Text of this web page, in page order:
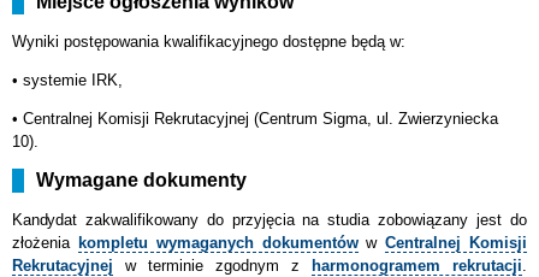
Wyniki postępowania kwalifikacyjnego dostępne będą w:
• systemie IRK,
• Centralnej Komisji Rekrutacyjnej (Centrum Sigma, ul. Zwierzyniecka
10).
Wymagane dokumenty
Kandydatzakwalifikowany do przyjęcia na studia zobowiązany jest do
złożenia kompletu wymaganych dokumentówwCentralnej Komisji
Rekrutacyjnej w terminie zgodnym z harmonogramem rekrutacji